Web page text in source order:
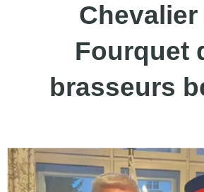
Chevalier
Fourquet
brasseurs